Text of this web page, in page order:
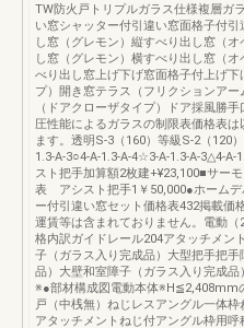
TW防火戸トリプルガラス仕様複層ガ
い窓シャッター付引違い窓面格子付
し窓（グレモン）縦すべり出し窓（
し窓（グレモン）横すべり出し窓（
べり出し窓上げ下げ窓面格子付上げ下
プ）開き窓テラス（フリクションア
（ドアクローザタイプ）ドア採風勝
圧性能によるガラスの制限表価格表
ます。透明S-3（160）等級S-2（120
1.3-A-3○4-A-1.3-A-4☆3-A-1.3-A-3△4-A-
スト把手加算額2枚建+¥23,100■サ
表 アシスト把手1￥50,000●ホームデ
ー付引違い窓セット価格表432掲載価
運賃等は含まれておりません。電動
格内訳ガイドレール204アタッチメン
子（ガラス入り完成品）大型把手把
品）大壁和室障子（ガラス入り完成品
※●部材構成図電動本体
戸（中桟無）ねじレスアングル一体
アタッチメントねじ付アングル枠用呼